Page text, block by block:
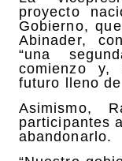
proyecto
Gobierno,
Abinader,
“una
comienzo
futuro lleno
Asimismo,
participantes
abandonarlo.